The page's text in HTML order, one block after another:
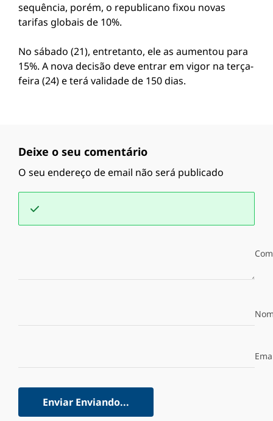
sequência, porém, o republicano fixou novas
tarifas globais de 10%.
No sábado (21), entretanto, ele as aumentou para
15%. A nova decisão deve entrar em vigor na terça-
feira (24) e terá validade de 150 dias.
Deixe o seu comentário
O seu endereço de email não será publicado
Enviar Enviando...